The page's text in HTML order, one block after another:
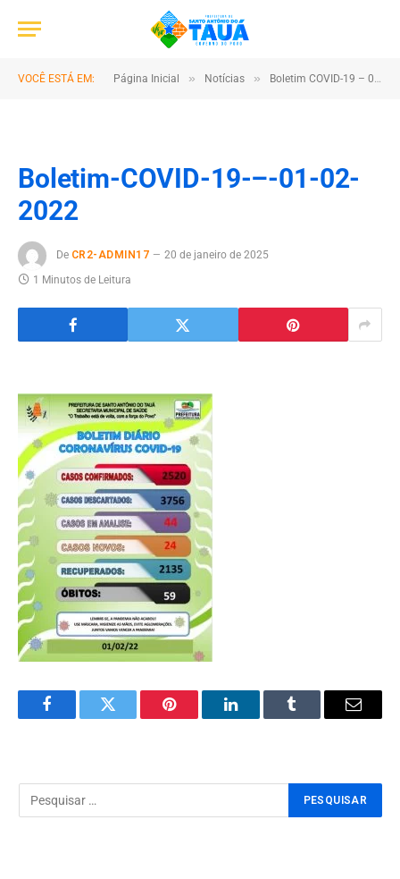
VOCÊ ESTÁ EM: Página Inicial » Notícias » Boletim COVID-19 – 01/02/2022
Boletim-COVID-19-–-01-02-
2022
De CR2-ADMIN17
20 de janeiro de 2025
1 Minutos de Leitura
FacebookTwitter Pinterest LinkedInTumblr Email